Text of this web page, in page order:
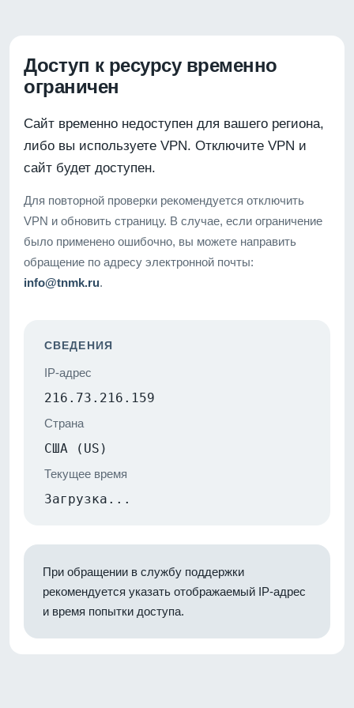
Доступ к ресурсу временно
ограничен
Сайт временно недоступен для вашего региона,
либо вы используете VPN. Отключите VPN и
сайт будет доступен.
Для повторной проверки рекомендуется отключить
VPN и обновить страницу. В случае, если ограничение
было применено ошибочно, вы можете направить
обращение по адресу электронной почты:
info@tnmk.ru.
СВЕДЕНИЯ
IP-адрес
216.73.216.159
Страна
США (US)
Текущее время
Загрузка...
При обращении в службу поддержки
рекомендуется указать отображаемый IP-адрес
и время попытки доступа.